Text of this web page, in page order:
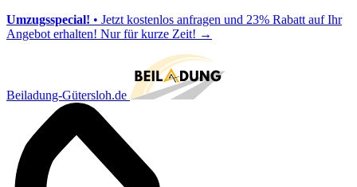
Umzugsspecial! • Jetzt kostenlos anfragen und 23% Rabatt auf Ihr
Angebot erhalten! Nur für kurze Zeit! →
Beiladung-Gütersloh.de